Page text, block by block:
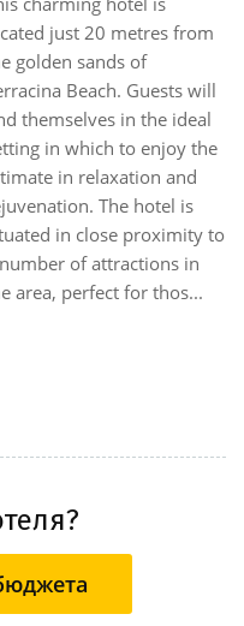
hotel is located in the
of the city of Nettuno,
a few paces from the
It offers a marvellous
over the marina and is
ideal place to stay for
business travellers and
The private
beach, restaurants,
shops, and the